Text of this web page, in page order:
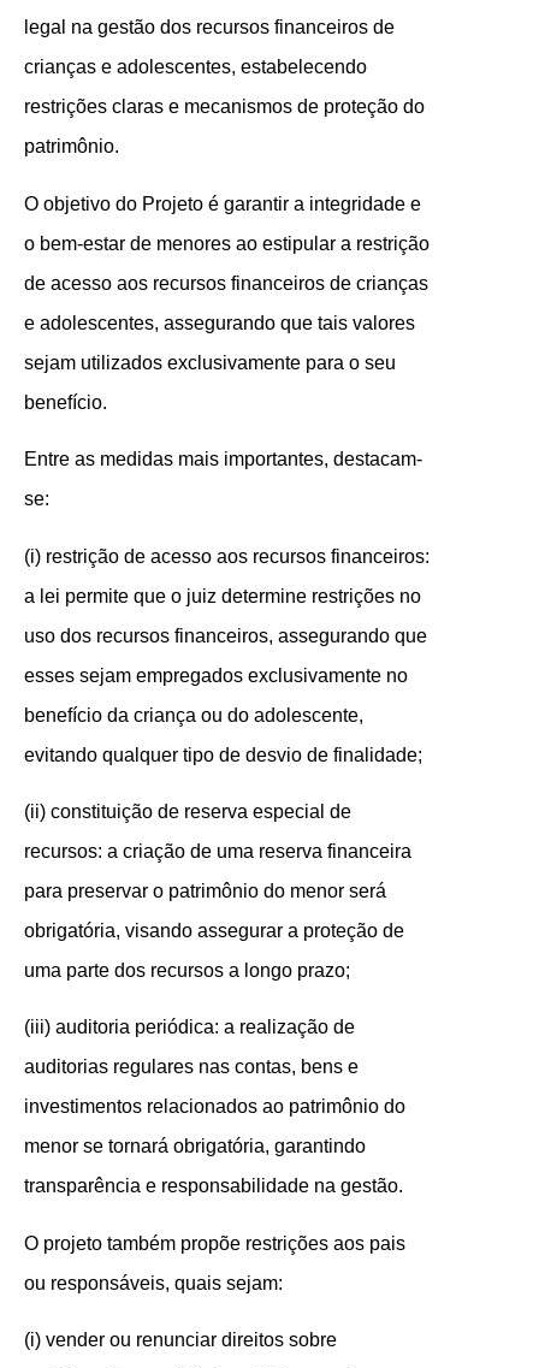
legal na gestão dos recursos financeiros de
crianças e adolescentes, estabelecendo
restrições claras e mecanismos de proteção do
patrimônio.
O objetivo do Projeto é garantir a integridade e
o bem-estar de menores ao estipular a restrição
de acesso aos recursos financeiros de crianças
e adolescentes, assegurando que tais valores
sejam utilizados exclusivamente para o seu
benefício.
Entre as medidas mais importantes, destacam-
se:
(i) restrição de acesso aos recursos financeiros:
a lei permite que o juiz determine restrições no
uso dos recursos financeiros, assegurando que
esses sejam empregados exclusivamente no
benefício da criança ou do adolescente,
evitando qualquer tipo de desvio de finalidade;
(ii) constituição de reserva especial de
recursos: a criação de uma reserva financeira
para preservar o patrimônio do menor será
obrigatória, visando assegurar a proteção de
uma parte dos recursos a longo prazo;
(iii) auditoria periódica: a realização de
auditorias regulares nas contas, bens e
investimentos relacionados ao patrimônio do
menor se tornará obrigatória, garantindo
transparência e responsabilidade na gestão.
O projeto também propõe restrições aos pais
ou responsáveis, quais sejam:
(i) vender ou renunciar direitos sobre